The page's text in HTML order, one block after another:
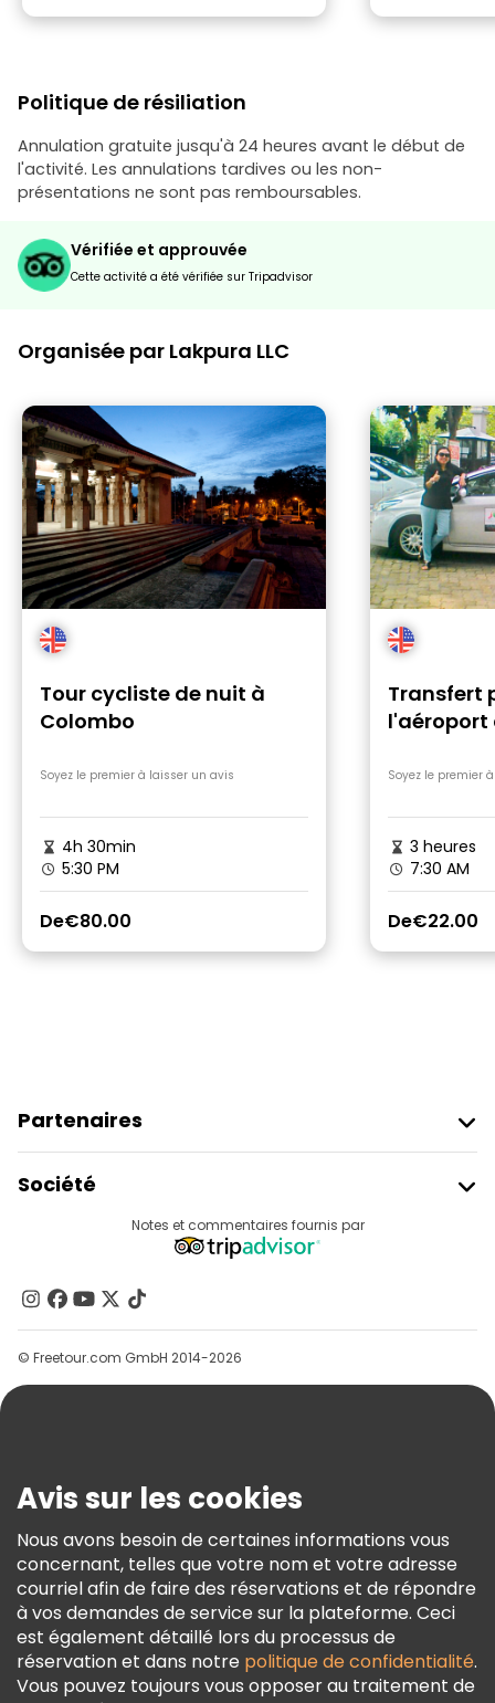
Politique de résiliation
Annulation gratuite jusqu'à 24 heures avant le début de
l'activité. Les annulations tardives ou les non-
présentations ne sont pas remboursables.
Vérifiée et approuvée
Cette activité a été vérifiée sur Tripadvisor
Organisée par Lakpura LLC
Tour cycliste de nuit à
Colombo
Soyez le premier à laisser un avis
4h 30min
5:30 PM
De€80.00
Transfert
l'aéroport
Soyez le premier
3 heures
7:30 AM
De€22.00
Partenaires
Connexion Du Fournisseur
Programme D’affiliation
Société
Contactez-Nous
Groupes
Aide
Conditions Générales Et Mentions Légales
Politique En Matière De Cookies
Freetour Prix
Programme De Fidélité
Notes et commentaires fournis par
© Freetour.com GmbH 2014-2026
Avis sur les cookies
Nous avons besoin de certaines informations vous
concernant, telles que votre nom et votre adresse
courriel afin de faire des réservations et de répondre
à vos demandes de service sur la plateforme. Ceci
est également détaillé lors du processus de
réservation et dans notre politique de confidentialité.
Vous pouvez toujours vous opposer au traitement de